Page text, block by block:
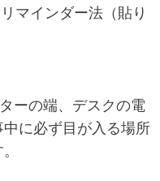
マインダー法（貼り
ーの端、デスクの電
に必ず目が入る場所